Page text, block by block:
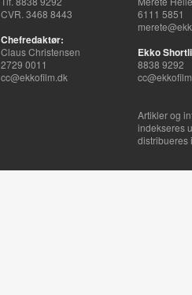
CVR. 3468 8443
Chefredaktør:
Claus Christensen
2729 0011
cc@ekkofilm.dk
6111 5851
Ekko
8838 9292
Artikler og
indekseres
distribueres